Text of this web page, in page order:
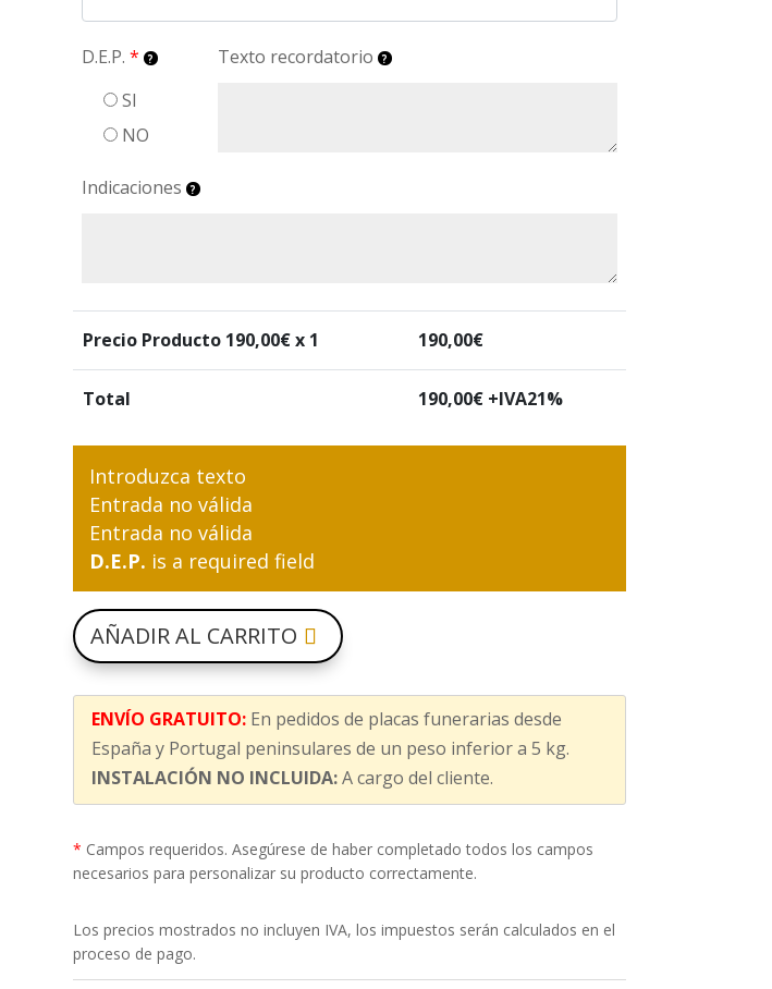
D.E.P. *
SI
NO
Texto recordatorio
Indicaciones
Precio Producto 190,00€ x 1 190,00€
Total 190,00€ +IVA21%
Introduzca texto
Entrada no válida
Entrada no válida
D.E.P. is a required field
AÑADIR AL CARRITO
ENVÍO GRATUITO:En pedidos de placas funerarias desde
España y Portugal peninsulares de un peso inferior a 5 kg.
INSTALACIÓN NO INCLUIDA:A cargo del cliente.
* Campos requeridos. Asegúrese de haber completado todos los campos
necesarios para personalizar su producto correctamente.
Los precios mostrados no incluyen IVA, los impuestos serán calculados en el
proceso de pago.